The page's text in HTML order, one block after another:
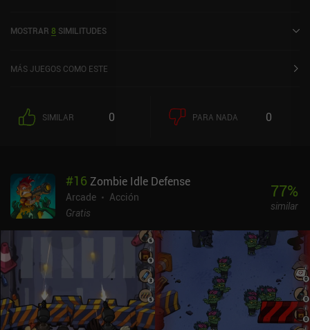
MOSTRAR 8 SIMILITUDES
MÁS JUEGOS COMO ESTE
SIMILAR 0 PARA NADA 0
#16 Zombie Idle Defense
Arcade
Acción
Gratis
77%
similar